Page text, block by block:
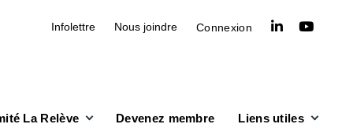
Infolettre Nous joindre Connexion linkedinyoutube
La Relève Devenez membre Liens utiles